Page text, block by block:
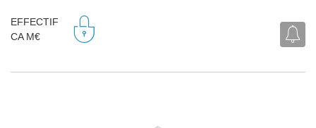
EFFECTIF
CA M€